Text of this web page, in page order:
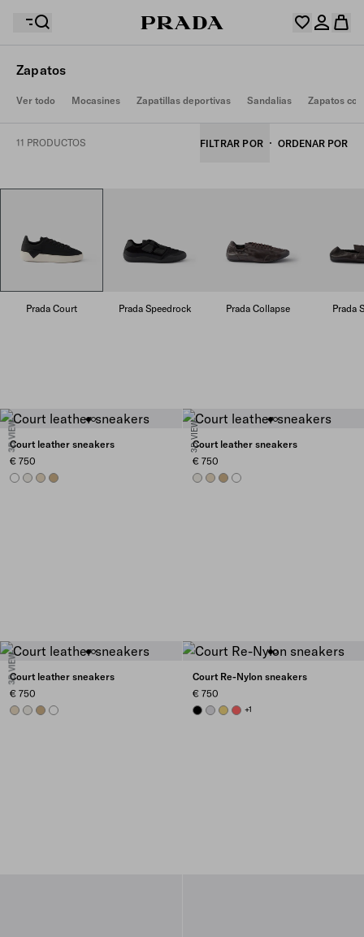
Su cesta está vacía
Inicie sesión o crear una cuenta personal
Su lista de deseos está vacía. Explore las colecciones y
Zapatos
Ver todo Mocasines Zapatillas deportivas Sandalias Zapatos
11 PRODUCTOS FILTRAR POR ORDENAR POR
Prada Court Prada Speedrock Prada Collapse Prada
3D VIEW
Court leather sneakers
€ 750
WHITECHALK WHITE
DESERT BEIGE
NOISETTE
3D VIEW
Court leather sneakers
€ 750
CHALK WHITE
DESERT BEIGE
NOISETTE
WHITE
3D VIEW
Court leather sneakers
€ 750
DESERT BEIGE
CHALK WHITE
NOISETTE
WHITE
Court Re-Nylon sneakers
€ 750
BLACKPEARL GRAY
PINEAPPLE
CORAL
+1